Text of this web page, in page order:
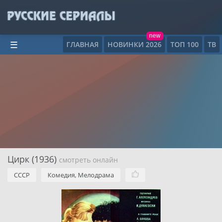
ГЛАВНАЯ НОВИНКИ 2026
new
ТОП 100 ТВ
☰
Цирк (1936) смотреть онлайн
СССР Комедия, Мелодрама